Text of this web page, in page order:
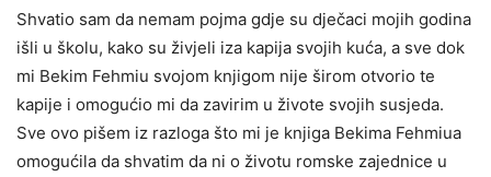
Shvatio sam da nemam pojma gdje su dječaci mojih godina
išli u školu, kako su živjeli iza kapija svojih kuća, a sve dok
mi Bekim Fehmiu svojom knjigom nije širom otvorio te
kapije i omogućio mi da zavirim u živote svojih susjeda.
Sve ovo pišem iz razloga što mi je knjiga Bekima Fehmiua
omogućila da shvatim da ni o životu romske zajednice u